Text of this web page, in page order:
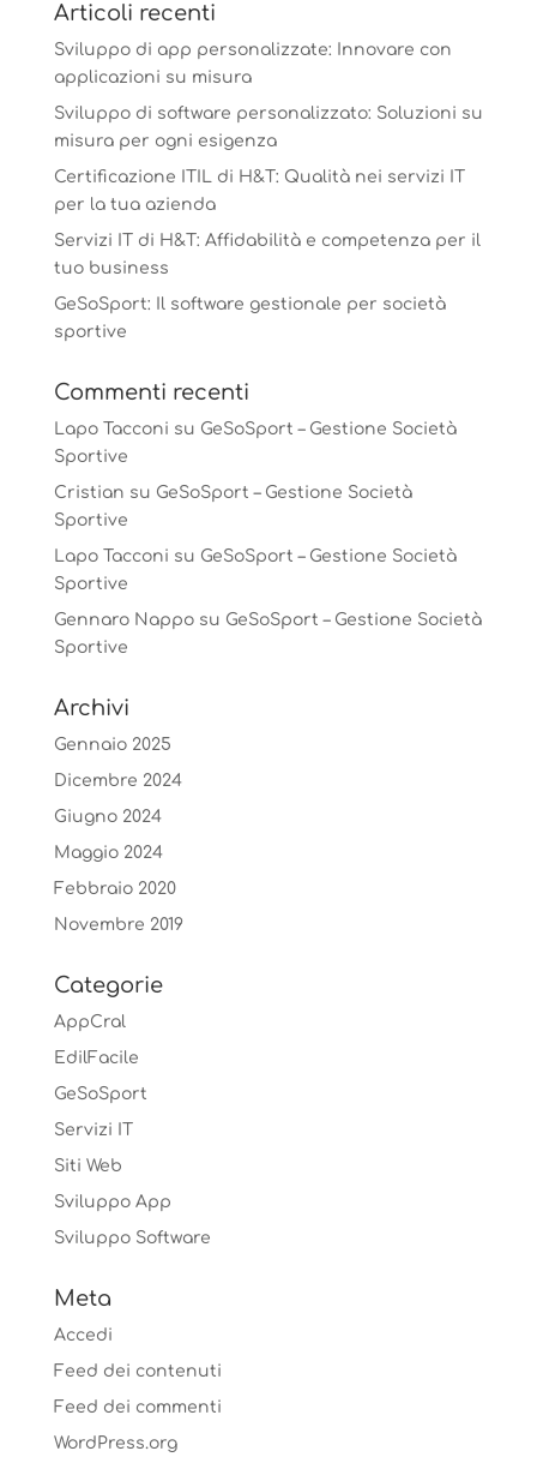
Articoli recenti
Sviluppo di app personalizzate: Innovare con
applicazioni su misura
Sviluppo di software personalizzato: Soluzioni su
misura per ogni esigenza
Certificazione ITIL di H&T: Qualità nei servizi IT
per la tua azienda
Servizi IT di H&T: Affidabilità e competenza per il
tuo business
GeSoSport: Il software gestionale per società
sportive
Commenti recenti
Lapo Tacconi su GeSoSport – Gestione Società
Sportive
Cristian su GeSoSport – Gestione Società
Sportive
Lapo Tacconi su GeSoSport – Gestione Società
Sportive
Gennaro Napposu GeSoSport – Gestione Società
Sportive
Archivi
Gennaio 2025
Dicembre 2024
Giugno 2024
Maggio 2024
Febbraio 2020
Novembre 2019
Categorie
AppCral
EdilFacile
GeSoSport
Servizi IT
Siti Web
Sviluppo App
Sviluppo Software
Meta
Accedi
Feed dei contenuti
Feed dei commenti
WordPress.org